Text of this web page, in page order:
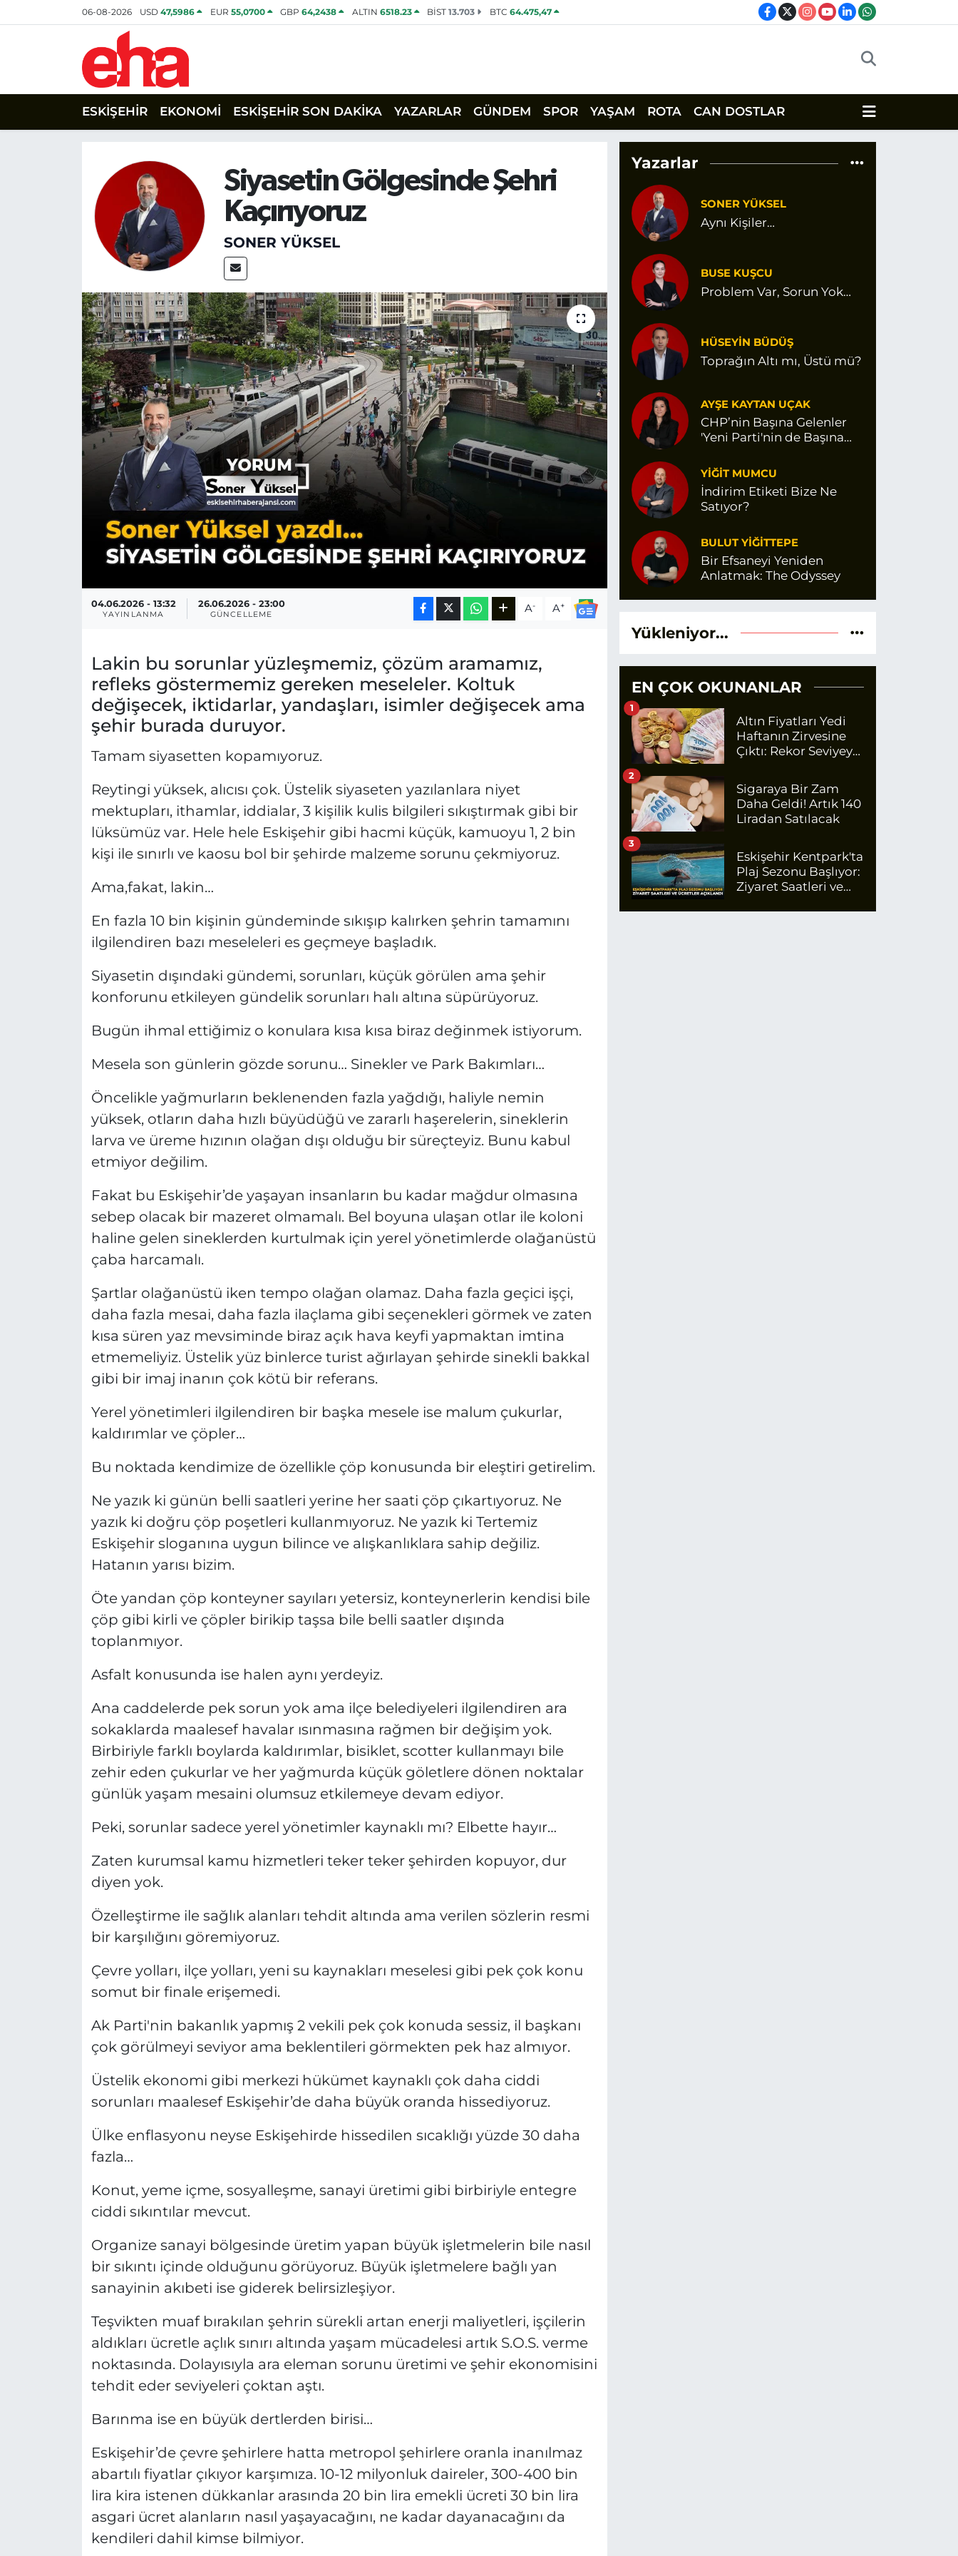
06-08-2026 USD47,5986 EUR 55,0700 GBP64,2438 ALTIN 6518.23 BİST13.703 BTC 64.475,47
ESKİŞEHİR EKONOMİ ESKİŞEHİR SON DAKİKA YAZARLAR GÜNDEM SPOR YAŞAM ROTA CAN DOSTLAR
Siyasetin Gölgesinde Şehri
Kaçırıyoruz
SONER YÜKSEL
04.06.2026 - 13:32
YAYINLANMA
26.06.2026 - 23:00
GÜNCELLEME A- A+
Lakin bu sorunlar yüzleşmemiz, çözüm aramamız,
refleks göstermemiz gereken meseleler. Koltuk
değişecek, iktidarlar, yandaşları, isimler değişecek ama
şehir burada duruyor.
Tamam siyasetten kopamıyoruz.
Reytingi yüksek, alıcısı çok. Üstelik siyaseten yazılanlara niyet
mektupları, ithamlar, iddialar, 3 kişilik kulis bilgileri sıkıştırmak gibi bir
lüksümüz var. Hele hele Eskişehir gibi hacmi küçük, kamuoyu 1, 2 bin
kişi ile sınırlı ve kaosu bol bir şehirde malzeme sorunu çekmiyoruz.
Ama,fakat, lakin…
En fazla 10 bin kişinin gündeminde sıkışıp kalırken şehrin tamamını
ilgilendiren bazı meseleleri es geçmeye başladık.
Siyasetin dışındaki gündemi, sorunları, küçük görülen ama şehir
konforunu etkileyen gündelik sorunları halı altına süpürüyoruz.
Bugün ihmal ettiğimiz o konulara kısa kısa biraz değinmek istiyorum.
Mesela son günlerin gözde sorunu… Sinekler ve Park Bakımları…
Öncelikle yağmurların beklenenden fazla yağdığı, haliyle nemin
yüksek, otların daha hızlı büyüdüğü ve zararlı haşerelerin, sineklerin
larva ve üreme hızının olağan dışı olduğu bir süreçteyiz. Bunu kabul
etmiyor değilim.
Fakat bu Eskişehir’de yaşayan insanların bu kadar mağdur olmasına
sebep olacak bir mazeret olmamalı. Bel boyuna ulaşan otlar ile koloni
haline gelen sineklerden kurtulmak için yerel yönetimlerde olağanüstü
çaba harcamalı.
Şartlar olağanüstü iken tempo olağan olamaz. Daha fazla geçici işçi,
daha fazla mesai, daha fazla ilaçlama gibi seçenekleri görmek ve zaten
kısa süren yaz mevsiminde biraz açık hava keyfi yapmaktan imtina
etmemeliyiz. Üstelik yüz binlerce turist ağırlayan şehirde sinekli bakkal
gibi bir imaj inanın çok kötü bir referans.
Yerel yönetimleri ilgilendiren bir başka mesele ise malum çukurlar,
kaldırımlar ve çöpler…
Bu noktada kendimize de özellikle çöp konusunda bir eleştiri getirelim.
Ne yazık ki günün belli saatleri yerine her saati çöp çıkartıyoruz. Ne
yazık ki doğru çöp poşetleri kullanmıyoruz. Ne yazık ki Tertemiz
Eskişehir sloganına uygun bilince ve alışkanlıklara sahip değiliz.
Hatanın yarısı bizim.
Öte yandan çöp konteyner sayıları yetersiz, konteynerlerin kendisi bile
çöp gibi kirli ve çöpler birikip taşsa bile belli saatler dışında
toplanmıyor.
Asfalt konusunda ise halen aynı yerdeyiz.
Ana caddelerde pek sorun yok ama ilçe belediyeleri ilgilendiren ara
sokaklarda maalesef havalar ısınmasına rağmen bir değişim yok.
Birbiriyle farklı boylarda kaldırımlar, bisiklet, scotter kullanmayı bile
zehir eden çukurlar ve her yağmurda küçük göletlere dönen noktalar
günlük yaşam mesaini olumsuz etkilemeye devam ediyor.
Peki, sorunlar sadece yerel yönetimler kaynaklı mı? Elbette hayır…
Zaten kurumsal kamu hizmetleri teker teker şehirden kopuyor, dur
diyen yok.
Özelleştirme ile sağlık alanları tehdit altında ama verilen sözlerin resmi
bir karşılığını göremiyoruz.
Çevre yolları, ilçe yolları, yeni su kaynakları meselesi gibi pek çok konu
somut bir finale erişemedi.
Ak Parti'nin bakanlık yapmış 2 vekili pek çok konuda sessiz, il başkanı
çok görülmeyi seviyor ama beklentileri görmekten pek haz almıyor.
Üstelik ekonomi gibi merkezi hükümet kaynaklı çok daha ciddi
sorunları maalesef Eskişehir’de daha büyük oranda hissediyoruz.
Ülke enflasyonu neyse Eskişehirde hissedilen sıcaklığı yüzde 30 daha
fazla…
Konut, yeme içme, sosyalleşme, sanayi üretimi gibi birbiriyle entegre
ciddi sıkıntılar mevcut.
Organize sanayi bölgesinde üretim yapan büyük işletmelerin bile nasıl
bir sıkıntı içinde olduğunu görüyoruz. Büyük işletmelere bağlı yan
sanayinin akıbeti ise giderek belirsizleşiyor.
Teşvikten muaf bırakılan şehrin sürekli artan enerji maliyetleri, işçilerin
aldıkları ücretle açlık sınırı altında yaşam mücadelesi artık S.O.S. verme
noktasında. Dolayısıyla ara eleman sorunu üretimi ve şehir ekonomisini
tehdit eder seviyeleri çoktan aştı.
Barınma ise en büyük dertlerden birisi…
Eskişehir’de çevre şehirlere hatta metropol şehirlere oranla inanılmaz
abartılı fiyatlar çıkıyor karşımıza. 10-12 milyonluk daireler, 300-400 bin
lira kira istenen dükkanlar arasında 20 bin lira emekli ücreti 30 bin lira
asgari ücret alanların nasıl yaşayacağını, ne kadar dayanacağını da
kendileri dahil kimse bilmiyor.
Yazarlar
SONER YÜKSEL
Aynı Kişiler…
BUSE KUŞCU
Problem Var, Sorun Yok…
HÜSEYİN BÜDÜŞ
Toprağın Altı mı, Üstü mü?
AYŞE KAYTAN UÇAK
CHP’nin Başına Gelenler
'Yeni Parti'nin de Başına
YİĞİT MUMCU
İndirim Etiketi Bize Ne
Satıyor?
BULUT YİĞİTTEPE
Bir Efsaneyi Yeniden
Anlatmak: The Odyssey
Yükleniyor...
EN ÇOK OKUNANLAR
Altın Fiyatları Yedi
Haftanın Zirvesine
Çıktı: Rekor Seviyeye
1
Sigaraya Bir Zam
Daha Geldi! Artık 140
Liradan Satılacak
2
Eskişehir Kentpark'ta
Plaj Sezonu Başlıyor:
Ziyaret Saatleri ve
3